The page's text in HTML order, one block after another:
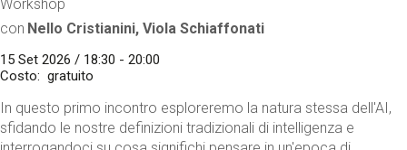
Workshop
con Nello Cristianini, Viola Schiaffonati
15 Set 2026 / 18:30 - 20:00
Costo
gratuito
In questo primo incontro esploreremo la natura stessa dell'AI,
sfidando le nostre definizioni tradizionali di intelligenza e